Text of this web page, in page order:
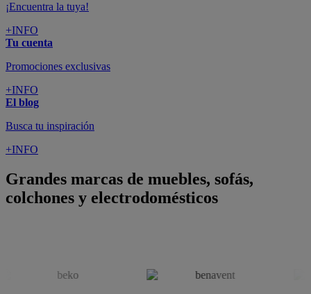
¡Encuentra la tuya!
+INFO
Tu cuenta
Promociones exclusivas
+INFO
El blog
Busca tu inspiración
+INFO
Grandes marcas de muebles, sofás,
colchones y electrodomésticos